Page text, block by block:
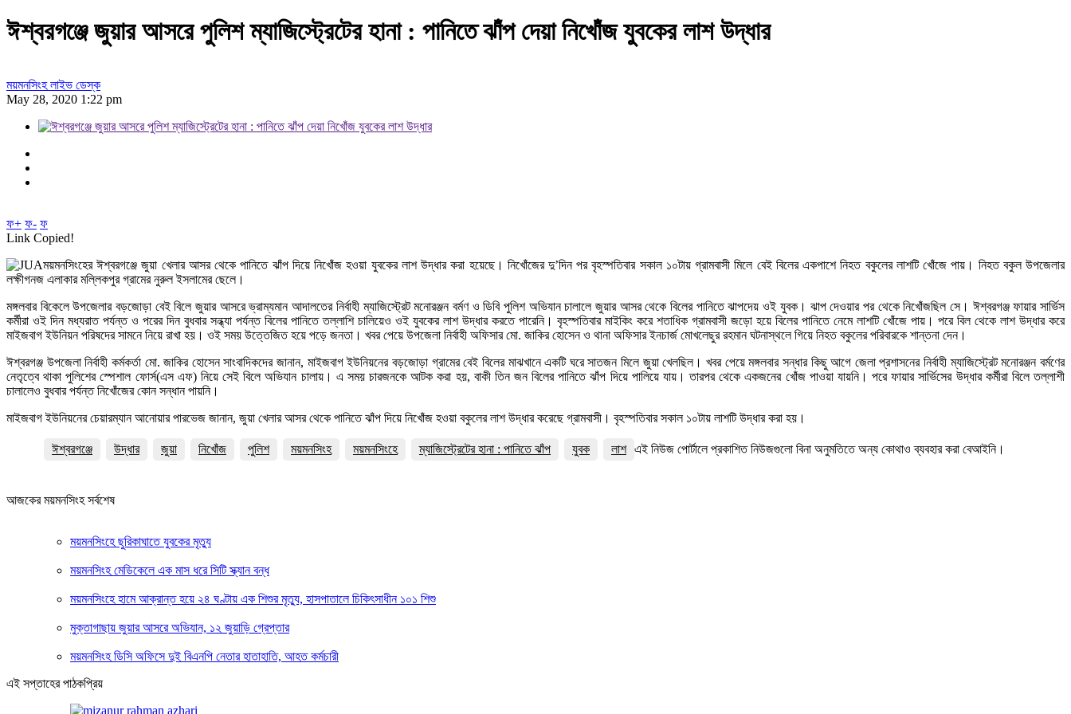
ঈশ্বরগঞ্জে জুয়ার আসরে পুলিশ ম্যাজিস্ট্রেটের হানা : পানিতে ঝাঁপ দেয়া নিখোঁজ যুবকের লাশ উদ্ধার
ময়মনসিংহ লাইভ ডেস্ক
May 28, 2020 1:22 pm
ফ+ ফ- ফ
Link Copied!
ময়মনসিংহের ঈশ্বরগঞ্জে জুয়া খেলার আসর থেকে পানিতে ঝাঁপ দিয়ে নিখোঁজ হওয়া যুবকের লাশ উদ্ধার করা হয়েছে। নিখোঁজের দু’দিন পর বৃহস্পতিবার সকাল ১০টায় গ্রামবাসী মিলে বেই বিলের একপাশে নিহত বকুলের লাশটি খোঁজে পায়। নিহত বকুল উপজেলার
লক্ষীগনজ এলাকার মল্লিকপুর গ্রামের নুরুল ইসলামের ছেলে।
মঙ্গলবার বিকেলে উপজেলার বড়জোড়া বেই বিলে জুয়ার আসরে ভ্রাম্যমান আদালতের নির্বাহী ম্যাজিস্ট্রেট মনোরঞ্জন বর্মণ ও ডিবি পুলিশ অভিযান চালালে জুয়ার আসর থেকে বিলের পানিতে ঝাপদেয় ওই যুবক। ঝাপ দেওয়ার পর থেকে নিখোঁজছিল সে। ঈশ্বরগঞ্জ ফায়ার সার্ভিস
কর্মীরা ওই দিন মধ্যরাত পর্যন্ত ও পরের দিন বুধবার সন্ধ্যা পর্যন্ত বিলের পানিতে তল্লাশি চালিয়েও ওই যুবকের লাশ উদ্ধার করতে পারেনি। বৃহস্পতিবার মাইকিং করে শতাধিক গ্রামবাসী জড়ো হয়ে বিলের পানিতে নেমে লাশটি খোঁজে পায়। পরে বিল থেকে লাশ উদ্ধার করে
মাইজবাগ ইউনিয়ন পরিষদের সামনে নিয়ে রাখা হয়। ওই সময় উত্তেজিত হয়ে পড়ে জনতা। খবর পেয়ে উপজেলা নির্বাহী অফিসার মো. জাকির হোসেন ও থানা অফিসার ইনচার্জ মোখলেছুর রহমান ঘটনাস্থলে গিয়ে নিহত বকুলের পরিবারকে শান্তনা দেন।
ঈশ্বরগঞ্জ উপজেলা নির্বাহী কর্মকর্তা মো. জাকির হোসেন সাংবাদিকদের জানান, মাইজবাগ ইউনিয়নের বড়জোড়া গ্রামের বেই বিলের মাঝখানে একটি ঘরে সাতজন মিলে জুয়া খেলছিল। খবর পেয়ে মঙ্গলবার সন্ধার কিছু আগে জেলা প্রশাসনের নির্বাহী ম্যাজিস্ট্রেট মনোরঞ্জন বর্মণের
নেতৃত্বে থাকা পুলিশের স্পেশাল ফোর্স(এস এফ) নিয়ে সেই বিলে অভিযান চালায়। এ সময় চারজনকে আটক করা হয়, বাকী তিন জন বিলের পানিতে ঝাঁপ দিয়ে পালিয়ে যায়। তারপর থেকে একজনের খোঁজ পাওয়া যায়নি। পরে ফায়ার সার্ভিসের উদ্ধার কর্মীরা বিলে তল্লাশী
চালালেও বুধবার পর্যন্ত নিখোঁজের কোন সন্ধান পায়নি।
মাইজবাগ ইউনিয়নের চেয়ারম্যান আনোয়ার পারভেজ জানান, জুয়া খেলার আসর থেকে পানিতে ঝাঁপ দিয়ে নিখোঁজ হওয়া বকুলের লাশ উদ্ধার করেছে গ্রামবাসী। বৃহস্পতিবার সকাল ১০টায় লাশটি উদ্ধার করা হয়।
ঈশ্বরগঞ্জে উদ্ধার জুয়া নিখোঁজ পুলিশ ময়মনসিংহ ময়মনসিংহে ম্যাজিস্ট্রেটের হানা : পানিতে ঝাঁপ যুবক লাশ এই নিউজ পোর্টালে প্রকাশিত নিউজগুলো বিনা অনুমতিতে অন্য কোথাও ব্যবহার করা বেআইনি।
আজকের ময়মনসিংহ সর্বশেষ
ময়মনসিংহে ছুরিকাঘাতে যুবকের মৃত্যু
ময়মনসিংহ মেডিকেলে এক মাস ধরে সিটি স্ক্যান বন্ধ
ময়মনসিংহে হামে আক্রান্ত হয়ে ২৪ ঘণ্টায় এক শিশুর মৃত্যু, হাসপাতালে চিকিৎসাধীন ১০১ শিশু
মুক্তাগাছায় জুয়ার আসরে অভিযান, ১২ জুয়াড়ি গ্রেপ্তার
ময়মনসিংহ ডিসি অফিসে দুই বিএনপি নেতার হাতাহাতি, আহত কর্মচারী
এই সপ্তাহের পাঠকপ্রিয়